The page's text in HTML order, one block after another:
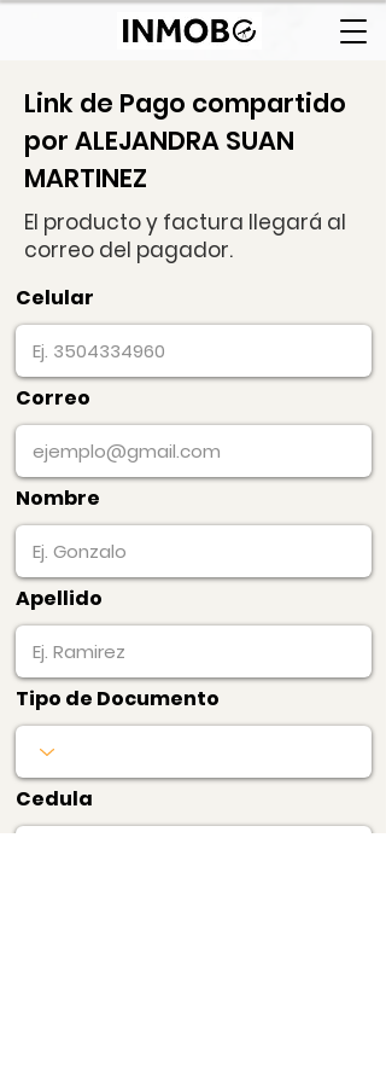
Link de Pago compartido
por ALEJANDRA SUAN
MARTINEZ
El producto y factura llegará al
correo del pagador.
Celular
Correo
Nombre
Apellido
Tipo de Documento
Cedula